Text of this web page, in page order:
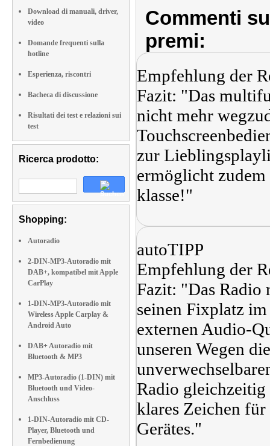
Download di manuali, driver,
video
Domande frequenti sulla
hotline
Esperienza, riscontri
Bacheca di discussione
Risultati dei test e relazioni sui
test
Ricerca prodotto:
Shopping:
Autoradio
2-DIN-MP3-Autoradio mit
DAB+, kompatibel mit Apple
CarPlay
1-DIN-MP3-Autoradio mit
Wireless Apple Carplay &
Android Auto
DAB+ Autoradio mit
Bluetooth & MP3
MP3-Autoradio (1-DIN) mit
Bluetooth und Video-
Anschluss
1-DIN-Autoradio mit CD-
Player, Bluetooth und
Fernbedienung
Commenti
premi:
Empfehlung der
Fazit: "Das
nicht mehr
zur
ermöglicht
klasse!"
autoTIPP
Empfehlung der
Fazit: "Das Radio
seinen Fixplatz
externen Audio-
unseren Wegen
Radio
klares Zeichen
Gerätes."